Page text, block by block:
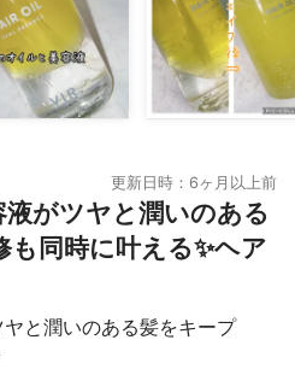
更新日時：6ヶ月以上前
がツヤと潤いのある
同時に叶える✨ヘア
と潤いのある髪をキープ